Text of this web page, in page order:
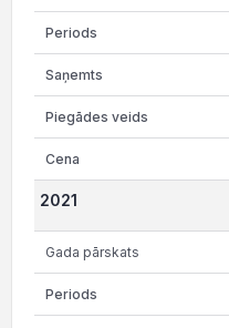
2021
Gada pārskats